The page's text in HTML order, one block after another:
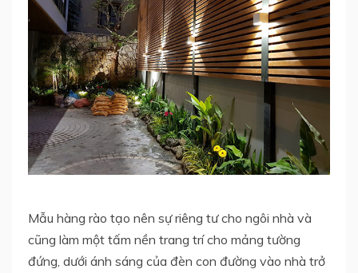
Mẫu hàng rào tạo nên sự riêng tư cho ngôi nhà và
cũng làm một tấm nền trang trí cho mảng tường
đứng, dưới ánh sáng của đèn con đường vào nhà trở